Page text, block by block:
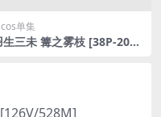
cos单集
生三未 篝之雾枝 [38P-209
528M]